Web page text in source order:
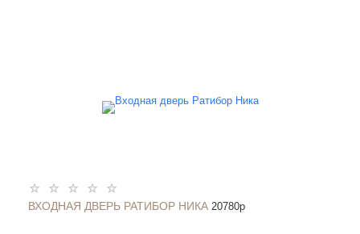
ВХОДНАЯ ДВЕРЬ РАТИБОР НИКА 20780p